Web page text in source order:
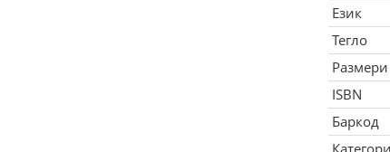
Език
Тегло
Размери
ISBN
Баркод